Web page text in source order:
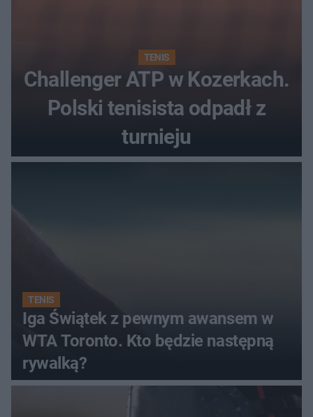
TENIS
Challenger ATP w Kozerkach.
Polski tenisista odpadł z
turnieju
TENIS
Iga Świątek z pewnym awansem w
WTA Toronto. Kto będzie następną
rywalką?